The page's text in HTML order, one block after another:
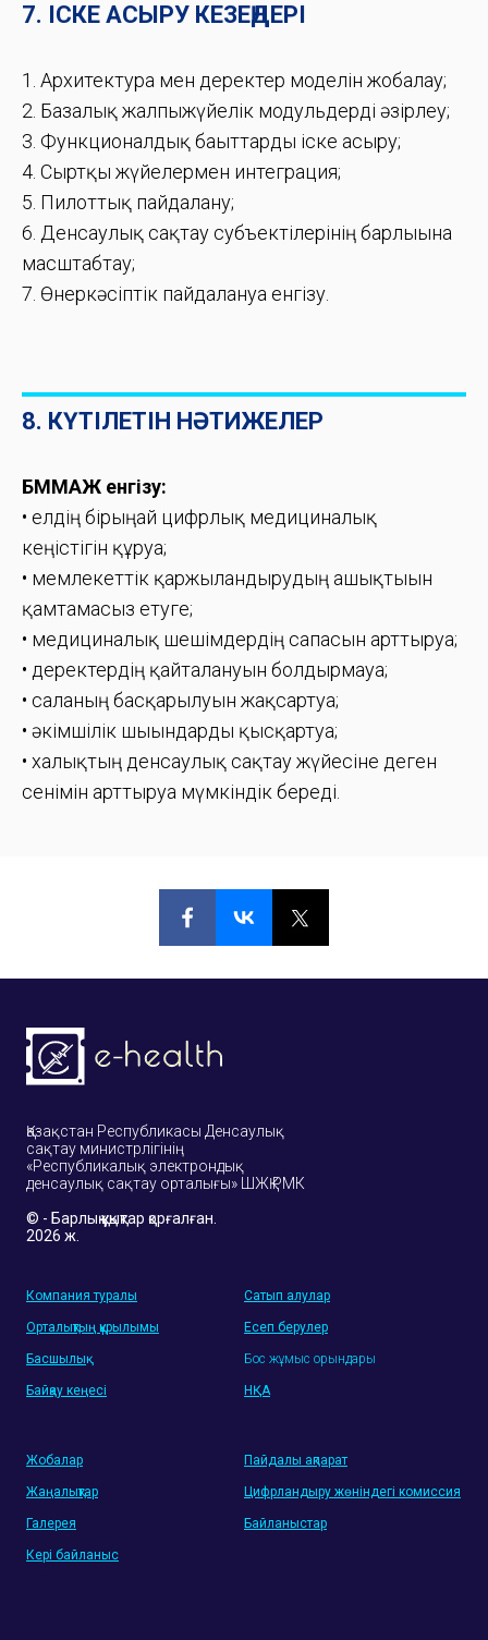
7. ІСКЕ АСЫРУ КЕЗЕҢДЕРІ
1. Архитектура мен деректер моделін жобалау;
2. Базалық жалпыжүйелік модульдерді әзірлеу;
3. Функционалдық бағыттарды іске асыру;
4. Сыртқы жүйелермен интеграция;
5. Пилоттық пайдалану;
6. Денсаулық сақтау субъектілерінің барлығына
масштабтау;
7. Өнеркәсіптік пайдалануға енгізу.
8. КҮТІЛЕТІН НӘТИЖЕЛЕР
БММАЖ енгізу:
• елдің бірыңғай цифрлық медициналық
кеңістігін құруға;
• мемлекеттік қаржыландырудың ашықтығын
қамтамасыз етуге;
• медициналық шешімдердің сапасын арттыруға;
• деректердің қайталануын болдырмауға;
• саланың басқарылуын жақсартуға;
• әкімшілік шығындарды қысқартуға;
• халықтың денсаулық сақтау жүйесіне деген
сенімін арттыруға мүмкіндік береді.
Қазақстан Республикасы Денсаулық
сақтау министрлігінің
«Республикалық электрондық
денсаулық сақтау орталығы» ШЖҚ РМК
© - Барлық құқықтар қорғалған.
2026 ж.
Компания туралы
Орталықтың құрылымы
Басшылық
Байқау кеңесі
Сатып алулар
Есеп берулер
Бос жұмыс орындары
НҚА
Жобалар
Жаңалықтар
Галерея
Кері байланыс
Пайдалы ақпарат
Цифрландыру жөніндегі комиссия
Байланыстар